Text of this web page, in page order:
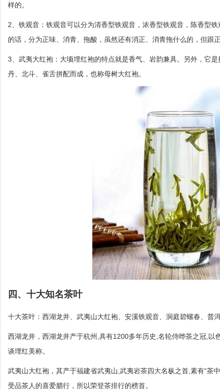
样的。
2、铁观音：铁观音可以分为清香型铁观音，浓香型铁观音，陈香型
的话，分为正味、消青、拖酸，虽然还有消正、消青拖什么的，但跟
3、武夷大红袍：大顷埋红袍的特点就是香气、岩韵兼具。另外，它
丹、北斗、雀舌拼配而成，也称母树大红袍。
四、十大知名茶叶
十大茶叶：西湖龙井、武夷山大红袍、安溪铁观音、洞庭碧螺春、普
西湖龙井，西湖龙井产于杭州,具有1200多年历史,名轮侍哗茶之冠,
谈埋红美称。
武夷山大红袍，其产于福建省武夷山,武夷岩茶四大名枞之首,素有“茶
受品茶人的喜爱腊行，所以荣登茶排行的榜首。